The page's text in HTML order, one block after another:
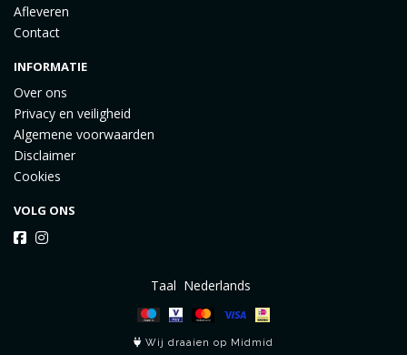
Afleveren
Contact
INFORMATIE
Over ons
Privacy en veiligheid
Algemene voorwaarden
Disclaimer
Cookies
VOLG ONS
Taal
Wij draaien op Midmid